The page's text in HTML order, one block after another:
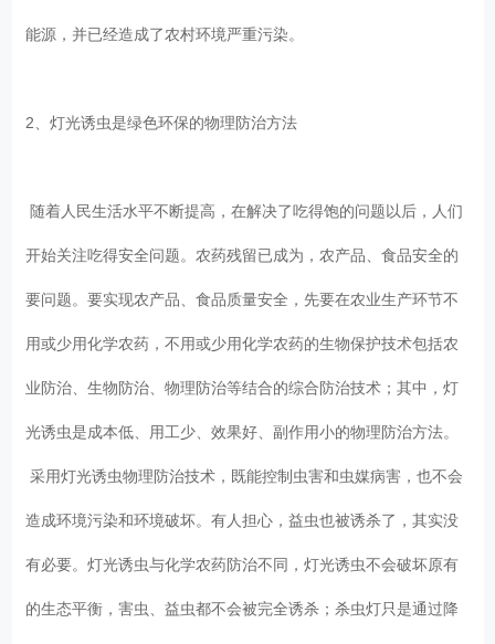
能源，并已经造成了农村环境严重污染。
2、灯光诱虫是绿色环保的物理防治方法
随着人民生活水平不断提高，在解决了吃得饱的问题以后，人们
开始关注吃得安全问题。农药残留已成为，农产品、食品安全的
要问题。要实现农产品、食品质量安全，先要在农业生产环节不
用或少用化学农药，不用或少用化学农药的生物保护技术包括农
业防治、生物防治、物理防治等结合的综合防治技术；其中，灯
光诱虫是成本低、用工少、效果好、副作用小的物理防治方法。
采用灯光诱虫物理防治技术，既能控制虫害和虫媒病害，也不会
造成环境污染和环境破坏。有人担心，益虫也被诱杀了，其实没
有必要。灯光诱虫与化学农药防治不同，灯光诱虫不会破坏原有
的生态平衡，害虫、益虫都不会被完全诱杀；杀虫灯只是通过降